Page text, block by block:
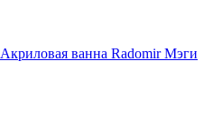
Акриловая ванна Radomir Мэги